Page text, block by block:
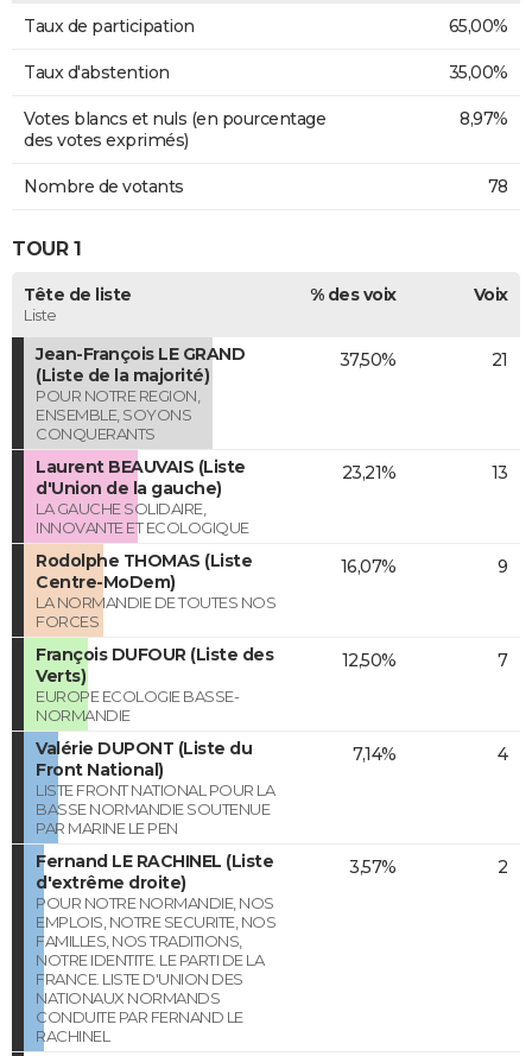
Taux de participation 65,00%
Taux d'abstention 35,00%
Votes blancs et nuls (en pourcentage
des votes exprimés)
8,97%
Nombre de votants 78
TOUR 1
Tête de liste
Liste
% des voix Voix
Jean-François LE GRAND
(Liste de la majorité)
POUR NOTRE REGION,
ENSEMBLE, SOYONS
CONQUERANTS
37,50% 21
Laurent BEAUVAIS (Liste
d'Union de la gauche)
LA GAUCHE SOLIDAIRE,
INNOVANTE ET ECOLOGIQUE
23,21% 13
Rodolphe THOMAS (Liste
Centre-MoDem)
LA NORMANDIE DE TOUTES NOS
FORCES
16,07% 9
François DUFOUR (Liste des
Verts)
EUROPE ECOLOGIE BASSE-
NORMANDIE
12,50% 7
Valérie DUPONT (Liste du
Front National)
LISTE FRONT NATIONAL POUR LA
BASSE NORMANDIE SOUTENUE
PAR MARINE LE PEN
7,14% 4
Fernand LE RACHINEL (Liste
d'extrême droite)
POUR NOTRE NORMANDIE, NOS
EMPLOIS, NOTRE SECURITE, NOS
FAMILLES, NOS TRADITIONS,
NOTRE IDENTITE. LE PARTI DE LA
FRANCE. LISTE D'UNION DES
NATIONAUX NORMANDS
CONDUITE PAR FERNAND LE
RACHINEL
3,57% 2